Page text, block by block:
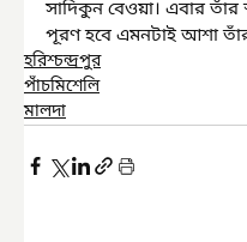
সাদিকুন বেওয়া। এবার তাঁর
পূরণ হবে এমনটাই আশা
হরিশ্চন্দ্রপুর
পাঁচমিশেলি
মালদা